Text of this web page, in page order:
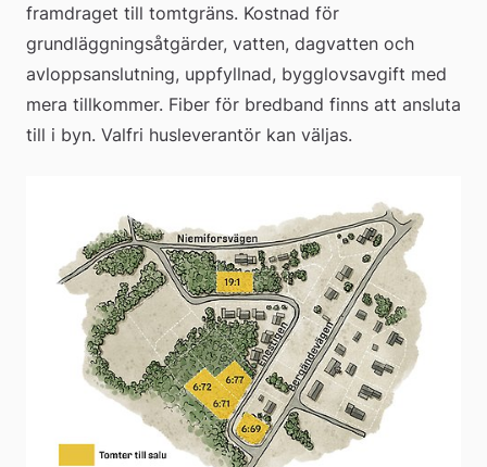
framdraget till tomtgräns. Kostnad för
grundläggningsåtgärder, vatten, dagvatten och
avloppsanslutning, uppfyllnad, bygglovsavgift med
mera tillkommer. Fiber för bredband finns att ansluta
till i byn. Valfri husleverantör kan väljas.